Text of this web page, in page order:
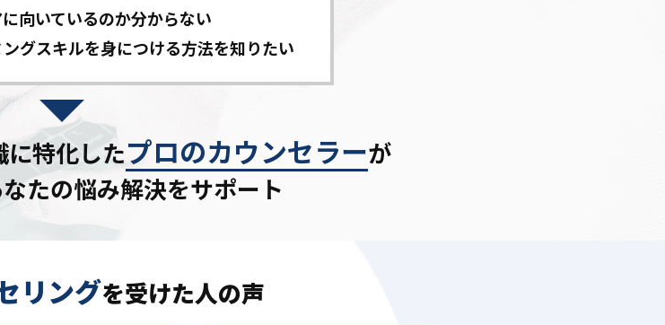
向いているのか分からない
グスキルを身につける方法を知りたい
に特化したプロのカウンセラーが
たの悩み解決をサポート
リングを受けた人の声